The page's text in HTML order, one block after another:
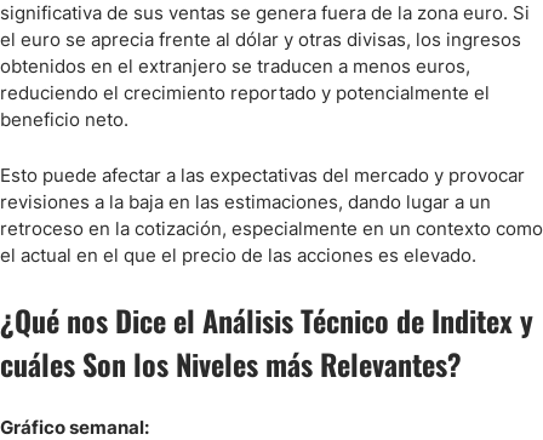
significativa de sus ventas se genera fuera de la zona euro. Si
el euro se aprecia frente al dólar y otras divisas, los ingresos
obtenidos en el extranjero se traducen a menos euros,
reduciendo el crecimiento reportado y potencialmente el
beneficio neto.
Esto puede afectar a las expectativas del mercado y provocar
revisiones a la baja en las estimaciones, dando lugar a un
retroceso en la cotización, especialmente en un contexto como
el actual en el que el precio de las acciones es elevado.
¿Qué nos Dice el Análisis Técnico de Inditex y
cuáles Son los Niveles más Relevantes?
Gráfico semanal: